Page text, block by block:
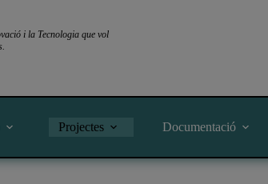
i la Tecnologia que vol
Projectes Documentació